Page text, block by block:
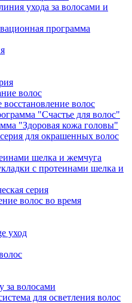
ухода за волосами и
программа
волос
волос
"Счастье для волос"
"Здоровая кожа головы"
для окрашенных волос
шелка и жемчуга
с протеинами шелка и
серия
волос во время
уход
за волосами
для осветления волос